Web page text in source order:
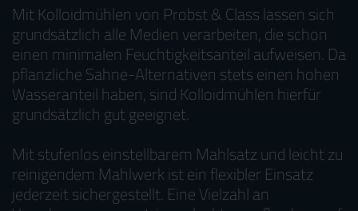
Mit Kolloidmühlen von Probst & Class lassen sich
grundsätzlich alle Medien verarbeiten, die schon
einen minimalen Feuchtigkeitsanteil aufweisen. Da
pflanzliche Sahne-Alternativen stets einen hohen
Wasseranteil haben, sind Kolloidmühlen hierfür
grundsätzlich gut geeignet.
Mit stufenlos einstellbarem Mahlsatz und leicht zu
reinigendem Mahlwerk ist ein flexibler Einsatz
jederzeit sichergestellt. Eine Vielzahl an